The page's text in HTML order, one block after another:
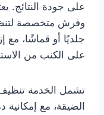
على جودة النتائج.
وفرش متخصصة
جلديًا أو قماشًا، مع
على الكنب من
تشمل الخدمة تنظيف
الضيقة، مع